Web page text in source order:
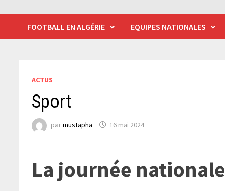
FOOTBALL EN ALGÉRIE EQUIPES NATIONALES
ACTUS
Sport
parmustapha 16 mai 2024
La journée